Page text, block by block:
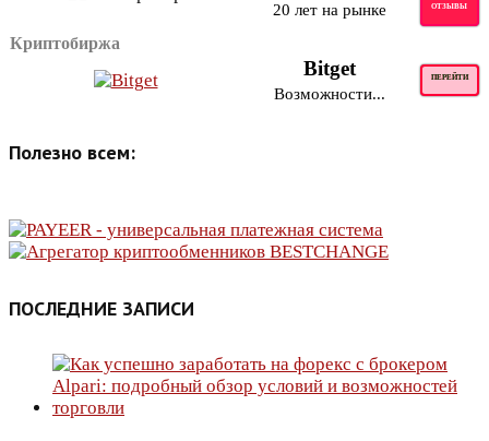
20 лет на рынке ОТЗЫВЫ
Криптобиржа
Bitget ПЕРЕЙТИ
Возможности...
Полезно всем:
ПОСЛЕДНИЕ ЗАПИСИ